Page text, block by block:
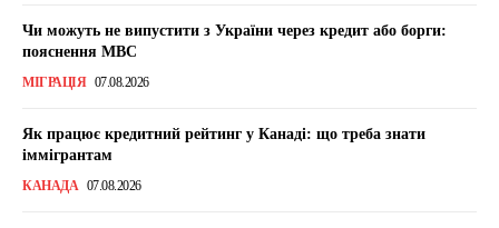
Чи можуть не випустити з України через кредит або борги:
пояснення МВС
МІГРАЦІЯ 07.08.2026
Як працює кредитний рейтинг у Канаді: що треба знати
іммігрантам
КАНАДА 07.08.2026